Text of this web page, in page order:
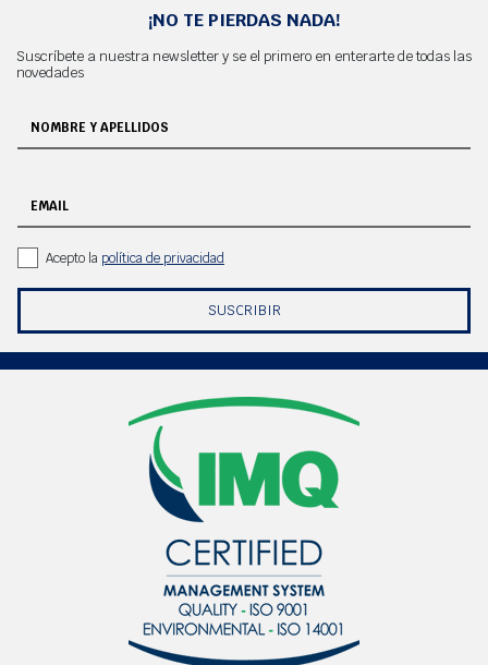
¡NO TE PIERDAS NADA!
Suscríbete a nuestra newsletter y se el primero en enterarte de todas las
novedades
NOMBRE Y APELLIDOS
EMAIL
Acepto la política de privacidad
SUSCRIBIR